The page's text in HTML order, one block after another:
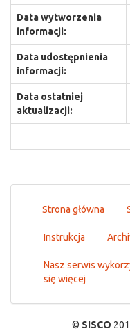
Data wytworzenia
informacji:
Data udostępnienia
informacji:
Data ostatniej
aktualizacji:
Strona główna
Instrukcja
Nasz serwis
się więcej
© SISCO